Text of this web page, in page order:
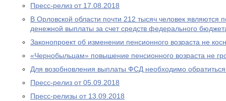
Пресс-релиз от 17.08.2018
В Орловской области почти 212 тысяч человек являются
денежной выплаты за счет средств федерального
Законопроект об изменении пенсионного возраста не
«Чернобыльцам» повышение пенсионного возраста не
Для возобновления выплаты ФСД необходимо
Пресс-релиз от 05.09.2018
Пресс-релизы от 13.09.2018